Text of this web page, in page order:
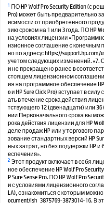
1 ПО HP Wolf Pro Security Edition (с
Pro) может быть предварительно
исимости от приобретенного
зию сроком на 1 или 3 года. ПО HP
на условиях лицензии
нзионное соглашение с конечным
но по адресу: https://support.hp.com/
учетом следующих изменений. «7.
и не прекращено ранее в
стоящем лицензионном
ия на программное обеспечение HP
o и HP Sure Click Pro) вступает в
ать в течение срока действия
тствующего 12 (двенадцати) или
нии Первоначального срока вы
рока действия лицензии для HP
деле продаж HP или у торгового
зование стандартных версий HP
ных затрат, но без поддержки HP
еспечения».
2Этот продукт включает в себя
ное обеспечение HP Wolf Pro
P Sure Sense Pro. ПО HP Wolf Pro
и с условиями лицензионного
LA), ознакомиться с которым
ocument/ish_3875769-3873014-16.